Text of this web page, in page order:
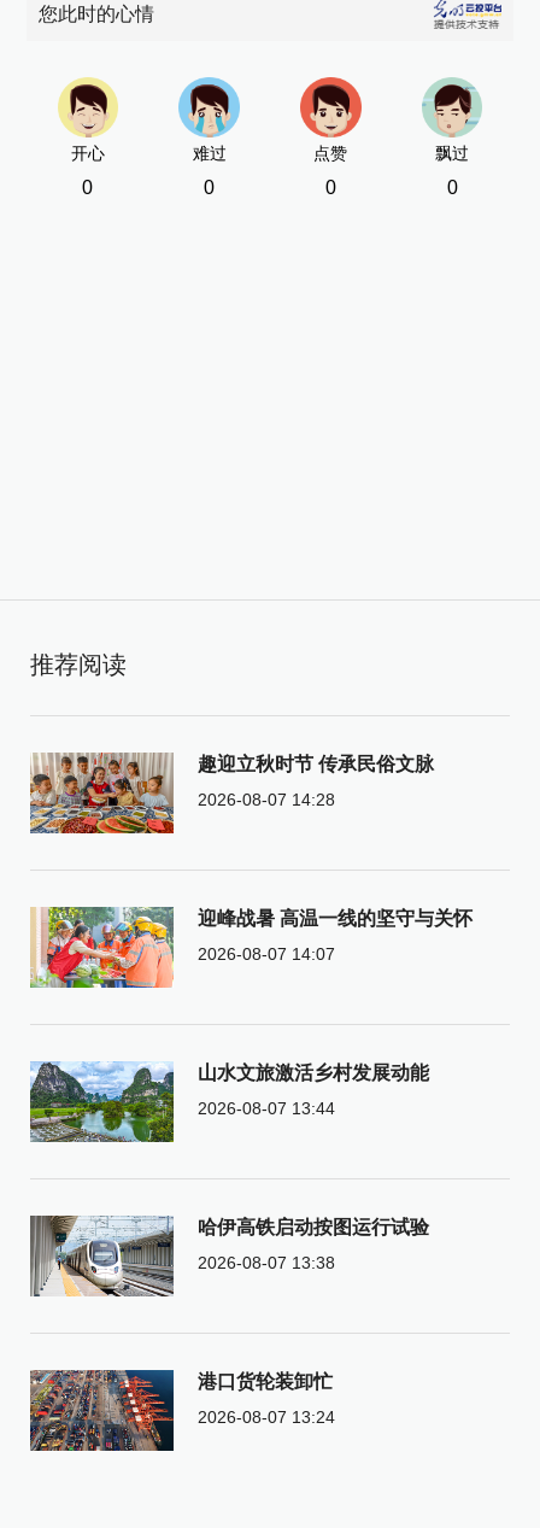
您此时的心情
开心
0
难过
0
点赞
0
飘过
0
推荐阅读
趣迎立秋时节 传承民俗文脉
2026-08-07 14:28
迎峰战暑 高温一线的坚守与关怀
2026-08-07 14:07
山水文旅激活乡村发展动能
2026-08-07 13:44
哈伊高铁启动按图运行试验
2026-08-07 13:38
港口货轮装卸忙
2026-08-07 13:24